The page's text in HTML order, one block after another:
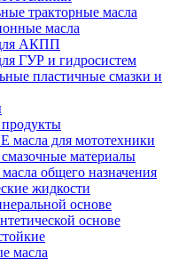
тракторные масла
масла
АКПП
ГУР и гидросистем
пластичные смазки и
масла для мототехники
материалы
общего назначения
жидкости
основе
основе
масла